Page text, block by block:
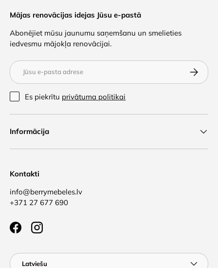
Mājas renovācijas idejas Jūsu e-pastā
Abonējiet mūsu jaunumu saņemšanu un smelieties
iedvesmu mājokļa renovācijai.
E-pasts
Abonēt
Es piekrītu privātuma politikai
Informācija
Kontakti
info@berrymebeles.lv
+371 27 677 690
FacebookInstagram
Valoda
Latviešu